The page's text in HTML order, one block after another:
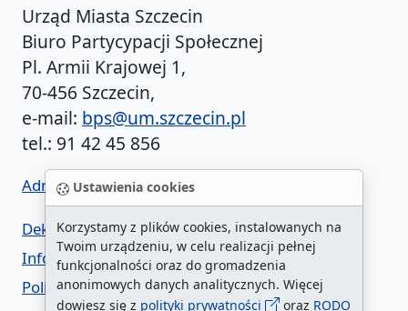
Ustawienia cookies
Korzystamy z plików cookies, instalowanych na
Twoim urządzeniu, w celu realizacji pełnej
funkcjonalności oraz do gromadzenia
anonimowych danych analitycznych. Więcej
dowiesz się z polityki prywatności oraz RODO
Urząd Miasta Szczecin
Biuro Partycypacji Społecznej
Pl. Armii Krajowej 1,
70-456 Szczecin,
e-mail: bps@um.szczecin.pl
tel.: 91 42 45 856
Administrator BIP UM
Deklaracja dostępności
Informacja o urzędzie w ETR
Polityka prywatności